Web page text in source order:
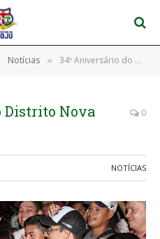
Notícias » 34º Aniversário do Distrito Nova Vida
Distrito Nova
0
NOTÍCIAS